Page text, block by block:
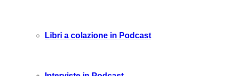
Libri a colazione in Podcast